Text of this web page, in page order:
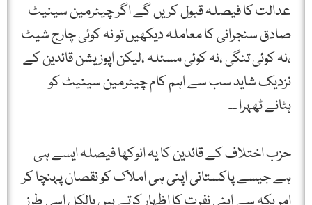
عدالت کا فیصلہ قبول کریں گے اگر چیئرمین سینیٹ
صادق سنجرانی کا معاملہ دیکھیں تو نہ کوئی چارج شیٹ
،نہ کوئی تنگی ،نہ کوئی مسئلہ ،لیکن اپوزیشن قائدین کے
نزدیک شاید سب سے اہم کام چیئرمین سینیٹ کو
ہٹانے ٹھہرا ۔۔
حزب اختلاف کے قائدین کا یہ انوکھا فیصلہ ایسے ہی
ہے جیسے پاکستانی اپنی ہی املاک کو نقصان پہنچا کر